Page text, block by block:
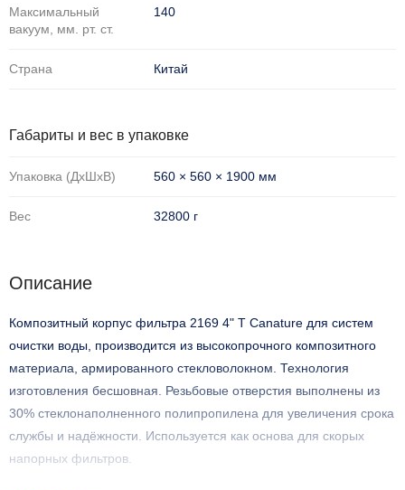
Максимальный
вакуум, мм. рт. ст.
140
Страна Китай
Габариты и вес в упаковке
Упаковка (ДхШхВ) 560 × 560 × 1900 мм
Вес 32800 г
Описание
Композитный корпус фильтра 2169 4" T Canature для систем
очистки воды, производится из высокопрочного композитного
материала, армированного стекловолокном. Технология
изготовления бесшовная. Резьбовые отверстия выполнены из
30% стеклонаполненного полипропилена для увеличения срока
службы и надёжности. Используется как основа для скорых
напорных фильтров.